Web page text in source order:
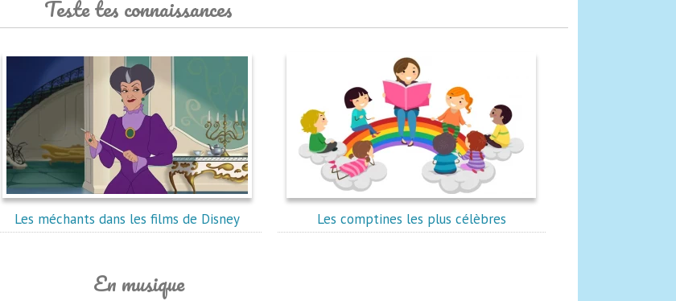
Teste tes connaissances
Les méchants dans les films de Disney Les comptines les plus célèbres
En musique